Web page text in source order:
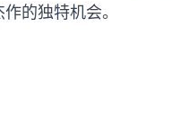
的独特机会。